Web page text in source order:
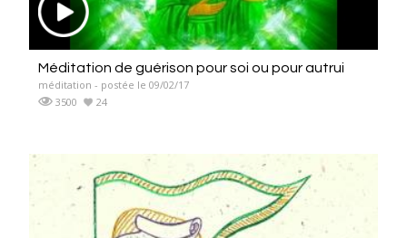
Méditation de guérison pour soi ou pour autrui
méditation - postée le 09/02/17
3500
24